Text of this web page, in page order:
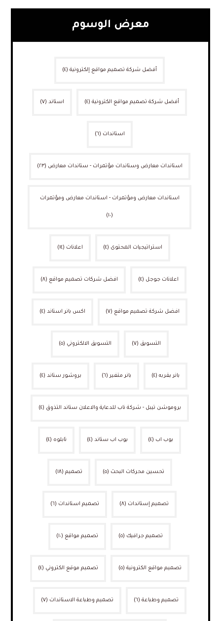
معرض الوسوم
أفضل شركة تصميم مواقع إلكترونية (٤)
أفضل شركة تصميم مواقع الكترونية (٤) استاند (٧)
استاندات (٦)
استاندات معارض وستاندات مؤتمرات - ستاندات معارض (٢٣)
استاندات معارض ومؤتمرات - استاندات معارض ومؤتمرات
(١٠)
استراتيجيات المحتوى (٤) اعلانات (١٤)
اعلانات جوجل (٤) افضل شركات تصميم مواقع (٨)
افضل شركة تصميم مواقع (٧) اكس بانر استاند (٤)
التسويق (٧) التسويق الالكتروني (٥)
بانر بقربه (٤) بانر متغير (٦) بروشور ستاند (٤)
بروموشن تيبل - شركة ناب للدعاية والاعلان ستاند التذوق (٤)
بوب اب (٤) بوب اب ستاند (٤) تابلوه (٤)
تحسين محركات البحث (٥) تصميم (١٨)
تصميم إستاندات (٨) تصميم استاندات (٦)
تصميم جرافيك (٥) تصميم مواقع (١٠)
تصميم مواقع الكترونية (٥) تصميم موقع الكتروني (٤)
تصميم وطباعة (٦) تصميم وطباعة الاستاندات (٧)